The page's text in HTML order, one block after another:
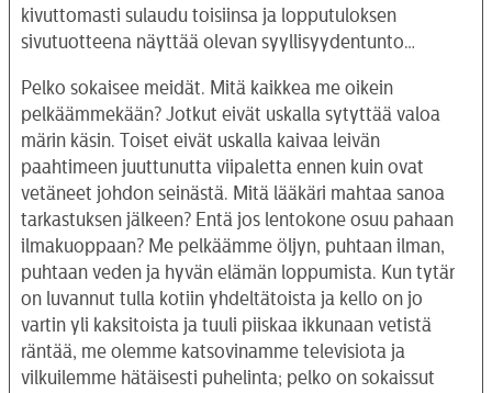
kivuttomasti sulaudu toisiinsa ja lopputuloksen
sivutuotteena näyttää olevan syyllisyydentunto…
Pelko sokaisee meidät. Mitä kaikkea me oikein
pelkäämmekään? Jotkut eivät uskalla sytyttää valoa
märin käsin. Toiset eivät uskalla kaivaa leivän
paahtimeen juuttunutta viipaletta ennen kuin ovat
vetäneet johdon seinästä. Mitä lääkäri mahtaa sanoa
tarkastuksen jälkeen? Entä jos lentokone osuu pahaan
ilmakuoppaan? Me pelkäämme öljyn, puhtaan ilman,
puhtaan veden ja hyvän elämän loppumista. Kun tytär
on luvannut tulla kotiin yhdeltätoista ja kello on jo
vartin yli kaksitoista ja tuuli piiskaa ikkunaan vetistä
räntää, me olemme katsovinamme televisiota ja
vilkuilemme hätäisesti puhelinta; pelko on sokaissut